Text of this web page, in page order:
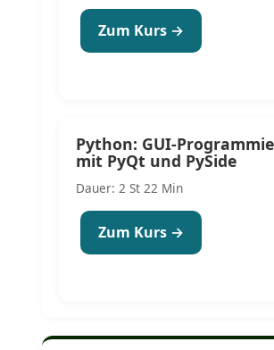
Zum Kurs →
Python: GUI-
mit PyQt und PySide
Dauer: 2 St 22 Min
Zum Kurs →